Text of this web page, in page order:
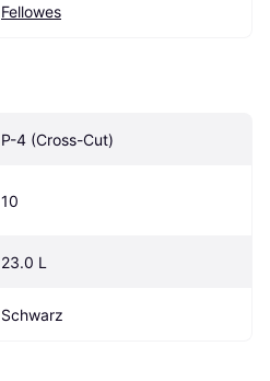
Fellowes
P-4 (Cross-Cut)
10
23.0 L
Schwarz